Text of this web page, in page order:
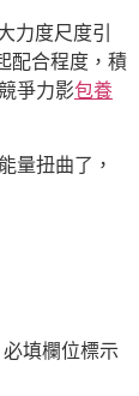
力度尺度引
配合程度，積
爭力影包養
量扭曲了，
必填欄位標示